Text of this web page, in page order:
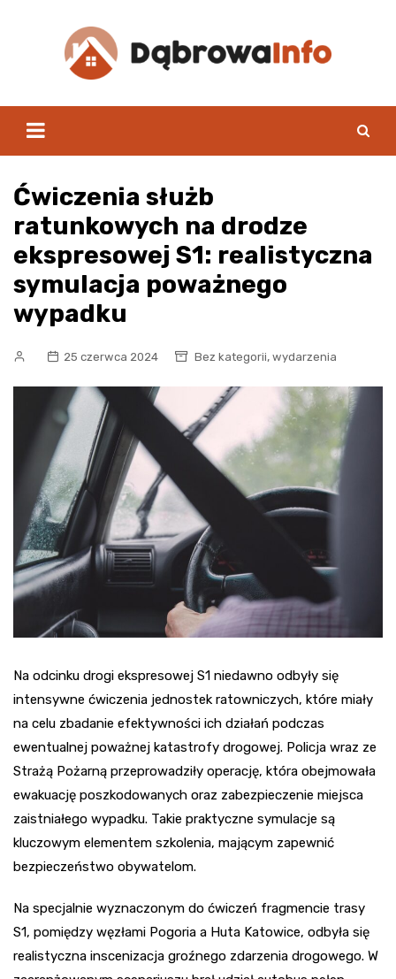
Ćwiczenia służb
ratunkowych na drodze
ekspresowej S1: realistyczna
symulacja poważnego
wypadku
25 czerwca 2024 Bez kategorii, wydarzenia
Na odcinku drogi ekspresowej S1 niedawno odbyły się
intensywne ćwiczenia jednostek ratowniczych, które miały
na celu zbadanie efektywności ich działań podczas
ewentualnej poważnej katastrofy drogowej. Policja wraz ze
Strażą Pożarną przeprowadziły operację, która obejmowała
ewakuację poszkodowanych oraz zabezpieczenie miejsca
zaistniałego wypadku. Takie praktyczne symulacje są
kluczowym elementem szkolenia, mającym zapewnić
bezpieczeństwo obywatelom.
Na specjalnie wyznaczonym do ćwiczeń fragmencie trasy
S1, pomiędzy węzłami Pogoria a Huta Katowice, odbyła się
realistyczna inscenizacja groźnego zdarzenia drogowego. W